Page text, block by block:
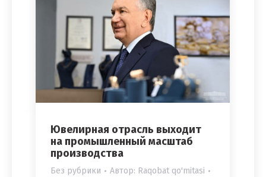
Ювелирная отрасль выходит
на промышленный масштаб
производства
Без рубрики Автор: Raqobat qo'mitasi